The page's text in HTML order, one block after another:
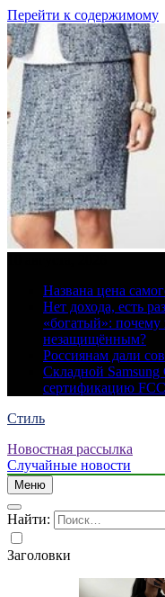
Перейти к содержимому
Названа цена
Нет дохода, есть
«богатый»:
незащищённым?
Россиянам дали
Складной
сертификацию FCC
Стиль
Новостная рассылка
Случайные новости
Меню
Найти:
Заголовки